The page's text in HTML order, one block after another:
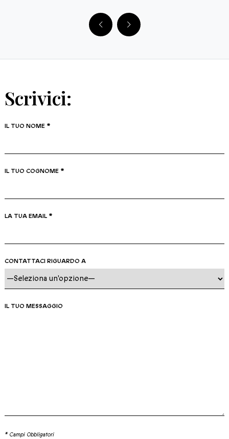
Scrivici:
IL TUO NOME *
IL TUO COGNOME *
LA TUA EMAIL *
CONTATTACI RIGUARDO A
IL TUO MESSAGGIO
* Campi Obbligatori